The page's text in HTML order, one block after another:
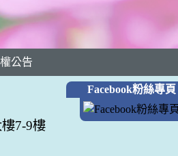
公告
7-9樓
Facebook粉絲專頁